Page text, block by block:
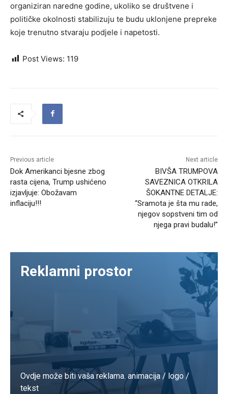
organiziran naredne godine, ukoliko se društvene i
političke okolnosti stabilizuju te budu uklonjene prepreke
koje trenutno stvaraju podjele i napetosti.
Post Views: 119
Previous article
Dok Amerikanci bjesne zbog
rasta cijena, Trump ushićeno
izjavljuje: Obožavam
inflaciju!!!
Next article
BIVŠA TRUMPOVA
SAVEZNICA OTKRILA
ŠOKANTNE DETALJE:
“Sramota je šta mu rade,
njegov sopstveni tim od
njega pravi budalu!”
Reklamni prostor
Ovdje može biti vaša reklama. animacija / logo /
tekst